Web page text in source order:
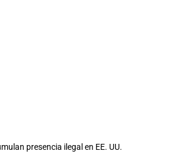
presencia ilegal en EE. UU.